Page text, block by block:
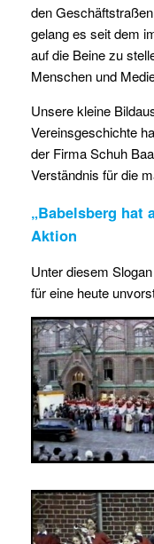
den
gelang es seit dem
auf die Beine zu
Menschen und
Unsere kleine
Vereinsgeschichte
der Firma Schuh
Verständnis für die
„Babelsberg hat
Aktion
Unter diesem
für eine heute